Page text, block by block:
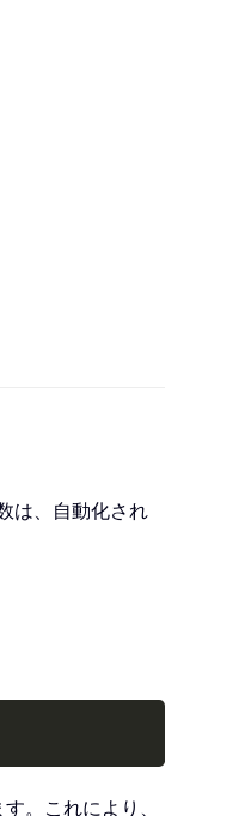
は、自動化され
。これにより、